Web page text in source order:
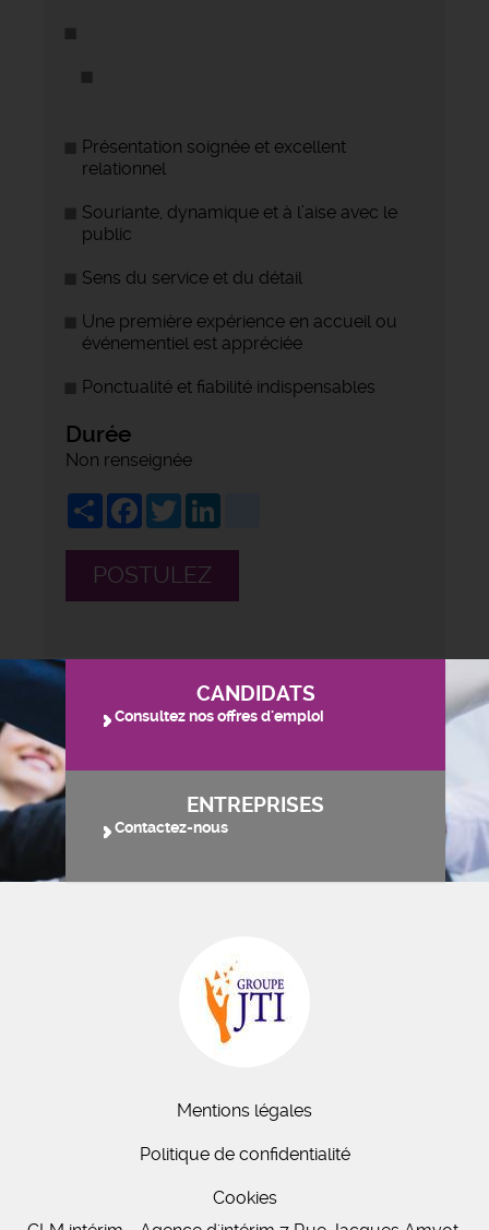
Présentation soignée et excellent
relationnel
Souriante, dynamique et à l’aise avec le
public
Sens du service et du détail
Une première expérience en accueil ou
événementiel est appréciée
Ponctualité et fiabilité indispensables
Durée
Non renseignée
ShareFacebook
Twitter
POSTULEZ
CANDIDATS
Consultez nos offres d'emploi
ENTREPRISES
Contactez-nous
Mentions légales
Politique de confidentialité
Cookies